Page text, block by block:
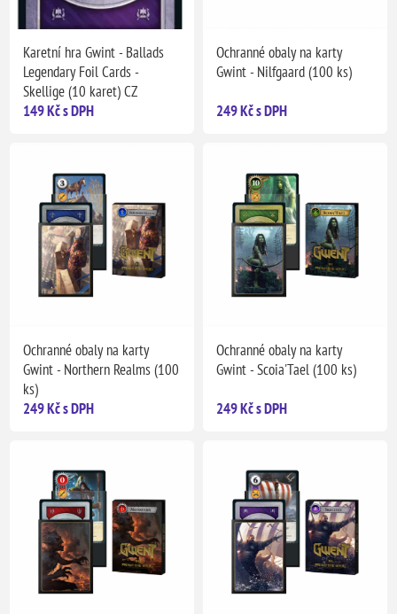
Karetní hra Gwint - Ballads
Legendary Foil Cards -
Skellige (10 karet) CZ
149 Kč s DPH
Ochranné obaly na karty
Gwint - Nilfgaard (100 ks)
249 Kč s DPH
Ochranné obaly na karty
Gwint - Northern Realms (100
ks)
249 Kč s DPH
Ochranné obaly na karty
Gwint - Scoia'Tael (100 ks)
249 Kč s DPH